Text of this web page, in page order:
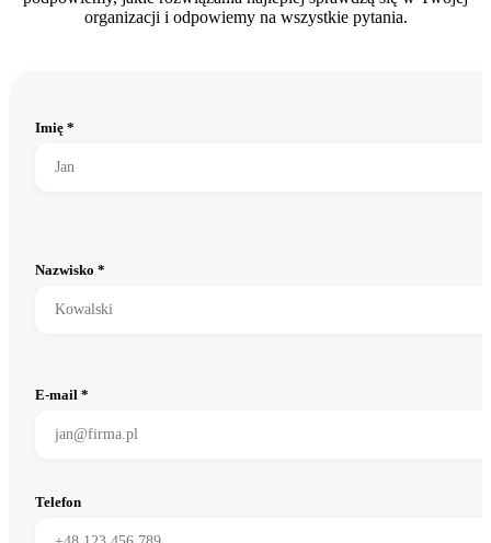
organizacji i odpowiemy na wszystkie pytania.
Imię *
Nazwisko *
E-mail *
Telefon